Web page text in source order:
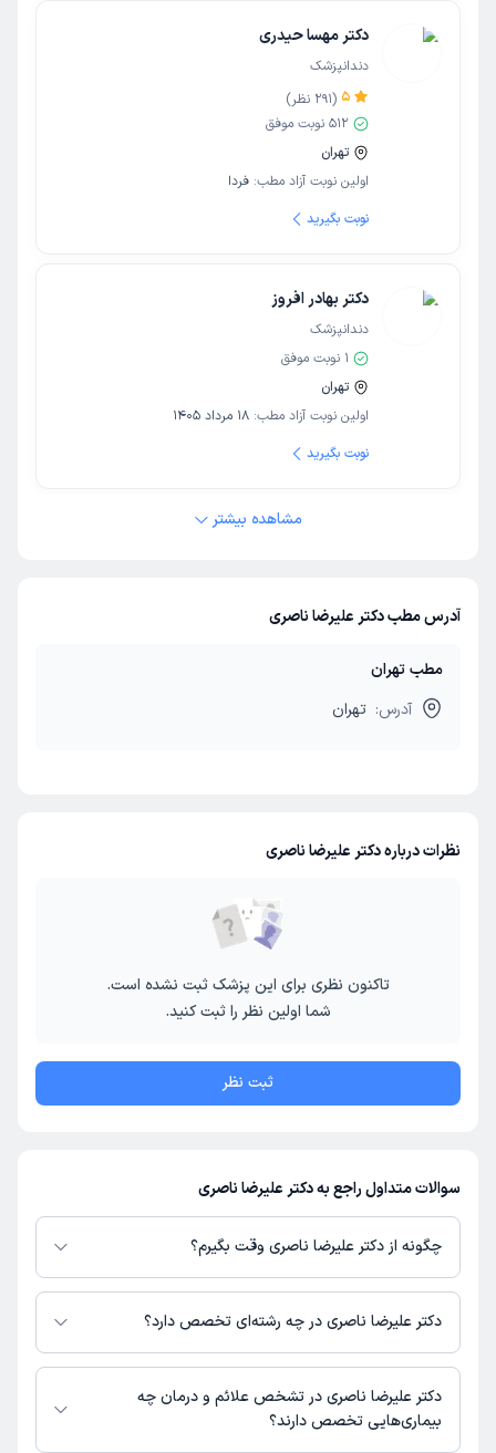
دکتر مهسا حیدری
دندانپزشک
5
(
291 نظر)
512 نوبت موفق
تهران
اولین نوبت آزاد مطب: فردا
نوبت بگیرید
دکتر بهادر افروز
دندانپزشک
1 نوبت موفق
تهران
اولین نوبت آزاد مطب: 18 مرداد 1405
نوبت بگیرید
مشاهده بیشتر
آدرس مطب دکتر علیرضا ناصری
مطب تهران
آدرس: تهران
نظرات درباره دکتر علیرضا ناصری
تاکنون نظری برای این پزشک ثبت نشده است.
شما اولین نظر را ثبت کنید.
ثبت نظر
سوالات متداول راجع به دکتر علیرضا ناصری
چگونه از دکتر علیرضا ناصری وقت بگیرم؟
در صورتی کهدکتر علیرضا ناصریدارای پروفایل فعال و نوبت‌دهی باز در پلتفرم
دکترتو باشند، می‌توانید از طریق این پلتفرم برای دریافت نوبت اقدام کنید. در
مطب، شماره تماس، برنامه حضور در مطب، تصاویر پزشک، ساعات کاری و سایر
اطلاعات مرتبط با خدمات پزشکی و نوبت‌گیری ممکن است در پروفایل ایشان در
دکترتو در دسترس باشد
دکتر علیرضا ناصری در چه رشته‌ای تخصص دارد؟
دکتر علیرضا ناصری در رشته‌های زیر (دندان پزشکی) تخصص دارند:
دندانپزشک
دکتر علیرضا ناصری در تشخص علائم و درمان چه
بیماری‌هایی تخصص دارند؟